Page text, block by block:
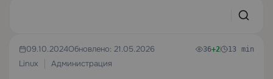
09.10.2024Обновлено: 21.05.2026
Linux
Администрация
36+2 13 min